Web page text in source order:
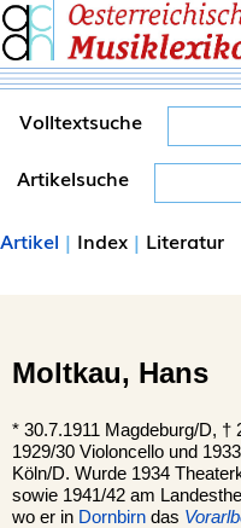
Volltextsuche
Artikelsuche
Artikel | Index | Literatur
Moltkau, Hans
* 30.7.1911 Magdeburg/D, †
1929/30 Violoncello und
Köln/D. Wurde 1934
sowie 1941/42 am
wo er in Dornbirn das